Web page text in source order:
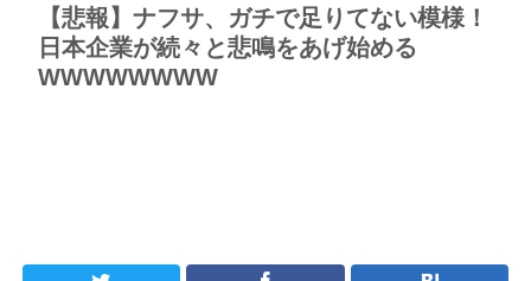
【悲報】ナフサ、ガチで足りてない模様！
日本企業が続々と悲鳴をあげ始める
WWWWWWWW